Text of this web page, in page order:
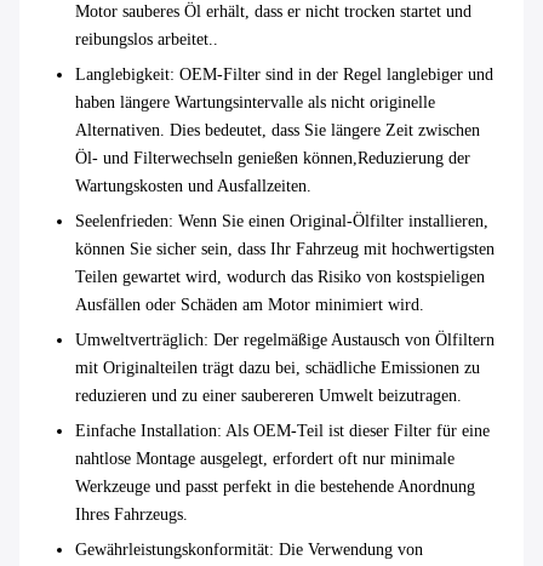
Motor sauberes Öl erhält, dass er nicht trocken startet und
reibungslos arbeitet..
Langlebigkeit: OEM-Filter sind in der Regel langlebiger und
haben längere Wartungsintervalle als nicht originelle
Alternativen. Dies bedeutet, dass Sie längere Zeit zwischen
Öl- und Filterwechseln genießen können,Reduzierung der
Wartungskosten und Ausfallzeiten.
Seelenfrieden: Wenn Sie einen Original-Ölfilter installieren,
können Sie sicher sein, dass Ihr Fahrzeug mit hochwertigsten
Teilen gewartet wird, wodurch das Risiko von kostspieligen
Ausfällen oder Schäden am Motor minimiert wird.
Umweltverträglich: Der regelmäßige Austausch von Ölfiltern
mit Originalteilen trägt dazu bei, schädliche Emissionen zu
reduzieren und zu einer saubereren Umwelt beizutragen.
Einfache Installation: Als OEM-Teil ist dieser Filter für eine
nahtlose Montage ausgelegt, erfordert oft nur minimale
Werkzeuge und passt perfekt in die bestehende Anordnung
Ihres Fahrzeugs.
Gewährleistungskonformität: Die Verwendung von